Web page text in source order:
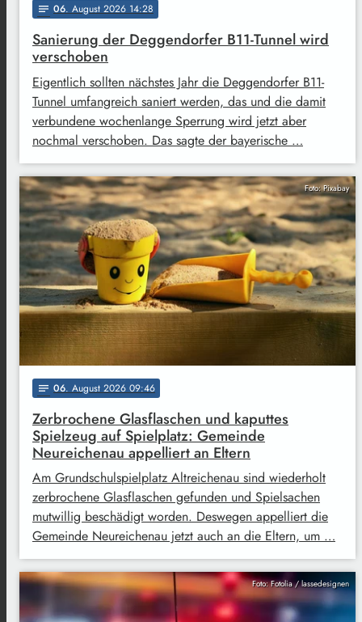
notes 06. August 2026 14:28
Sanierung der Deggendorfer B11-Tunnel wird
verschoben
Eigentlich sollten nächstes Jahr die Deggendorfer B11-
Tunnel umfangreich saniert werden, das und die damit
verbundene wochenlange Sperrung wird jetzt aber
nochmal verschoben. Das sagte der bayerische …
Foto: Pixabay
notes 06. August 2026 09:46
Zerbrochene Glasflaschen und kaputtes
Spielzeug auf Spielplatz: Gemeinde
Neureichenau appelliert an Eltern
Am Grundschulspielplatz Altreichenau sind wiederholt
zerbrochene Glasflaschen gefunden und Spielsachen
mutwillig beschädigt worden. Deswegen appelliert die
Gemeinde Neureichenau jetzt auch an die Eltern, um …
Foto: Fotolia / lassedesignen